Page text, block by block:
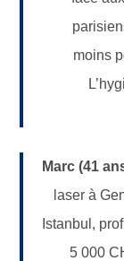
Marc (41
laser à
Istanbul,
5